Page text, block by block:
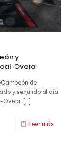
y
Overa
de
y segundo al día
Overa, […]
Leer más